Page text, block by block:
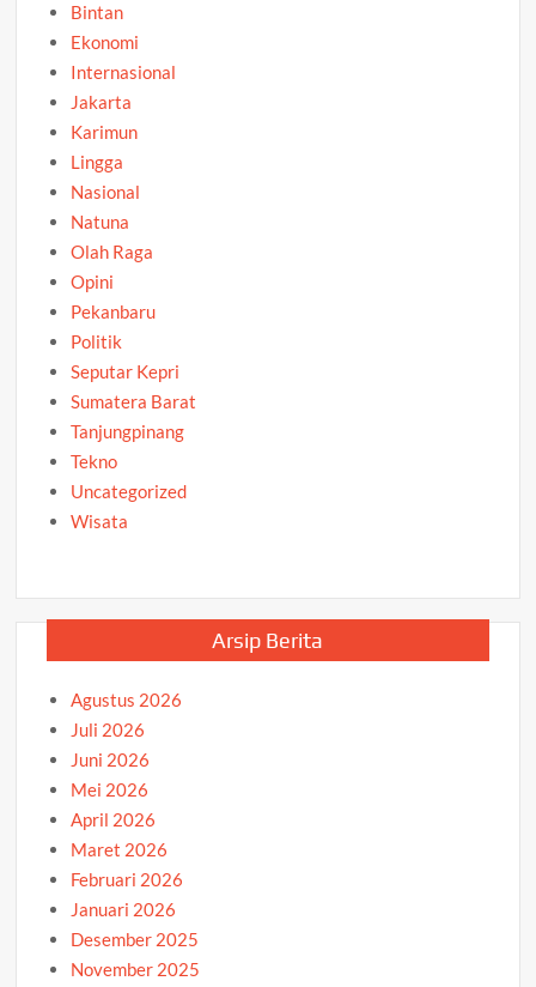
Bintan
Ekonomi
Internasional
Jakarta
Karimun
Lingga
Nasional
Natuna
Olah Raga
Opini
Pekanbaru
Politik
Seputar Kepri
Sumatera Barat
Tanjungpinang
Tekno
Uncategorized
Wisata
Arsip Berita
Agustus 2026
Juli 2026
Juni 2026
Mei 2026
April 2026
Maret 2026
Februari 2026
Januari 2026
Desember 2025
November 2025